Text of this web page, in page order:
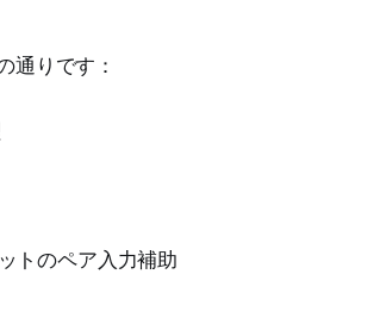
通りです：
トのペア入力補助